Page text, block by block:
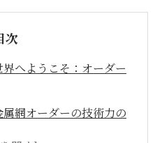
次
へようこそ：オーダー
網オーダーの技術力の